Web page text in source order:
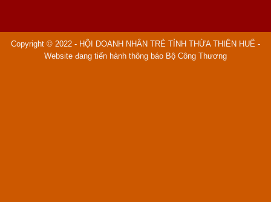
Copyright © 2022 - HỘI DOANH NHÂN TRẺ TỈNH THỪA THIÊN HUẾ -
Website đang tiến hành thông báo Bộ Công Thương